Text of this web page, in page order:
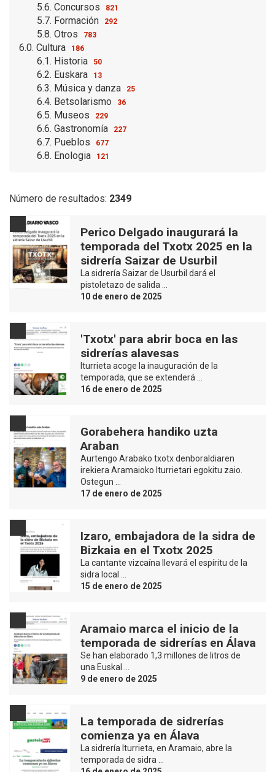
5.6. Concursos 821
5.7. Formación 292
5.8. Otros 783
6.0. Cultura 186
6.1. Historia 50
6.2. Euskara 13
6.3. Música y danza 25
6.4. Betsolarismo 36
6.5. Museos 229
6.6. Gastronomía 227
6.7. Pueblos 677
6.8. Enologia 121
Número de resultados: 2349
Perico Delgado inaugurará la
temporada del Txotx 2025 en la
sidrería Saizar de Usurbil
La sidrería Saizar de Usurbil dará el
pistoletazo de salida …
10 de enero de 2025
'Txotx' para abrir boca en las
sidrerías alavesas
Iturrieta acoge la inauguración de la
temporada, que se extenderá …
16 de enero de 2025
Gorabehera handiko uzta
Araban
Aurtengo Arabako txotx denboraldiaren
irekiera Aramaioko Iturrietari egokitu zaio.
Ostegun …
17 de enero de 2025
Izaro, embajadora de la sidra de
Bizkaia en el Txotx 2025
La cantante vizcaína llevará el espíritu de la
sidra local …
15 de enero de 2025
Aramaio marca el inicio de la
temporada de sidrerías en Álava
Se han elaborado 1,3 millones de litros de
una Euskal …
9 de enero de 2025
La temporada de sidrerías
comienza ya en Álava
La sidrería Iturrieta, en Aramaio, abre la
temporada de sidra …